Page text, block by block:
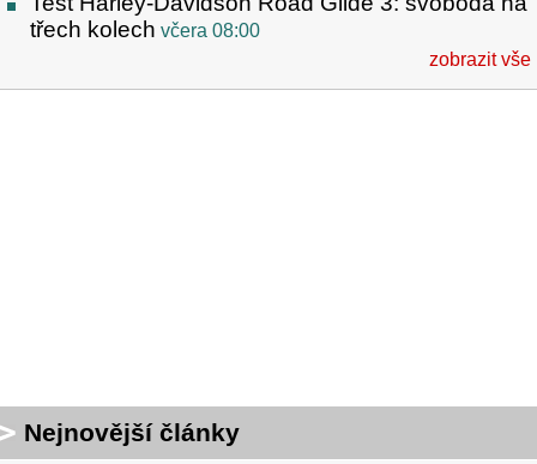
třech kolech včera 08:00
zobrazit vše
Nejnovější články